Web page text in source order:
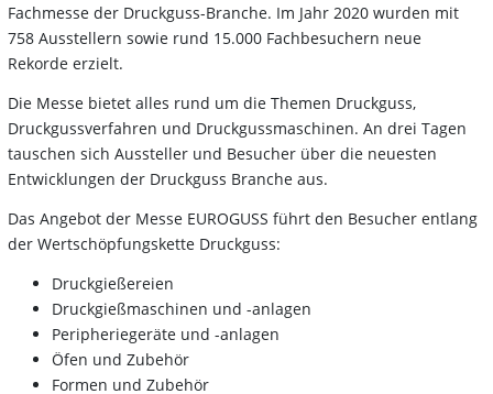
Fachmesse der Druckguss-Branche. Im Jahr 2020 wurden mit
758 Ausstellern sowie rund 15.000 Fachbesuchern neue
Rekorde erzielt.
Die Messe bietet alles rund um die Themen Druckguss,
Druckgussverfahren und Druckgussmaschinen. An drei Tagen
tauschen sich Aussteller und Besucher über die neuesten
Entwicklungen der Druckguss Branche aus.
Das Angebot der Messe EUROGUSS führt den Besucher entlang
der Wertschöpfungskette Druckguss:
Druckgießereien
Druckgießmaschinen und -anlagen
Peripheriegeräte und -anlagen
Öfen und Zubehör
Formen und Zubehör